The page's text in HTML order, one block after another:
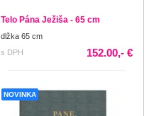
Telo Pána Ježiša - 65 cm
dlžka 65 cm
s DPH
152.00,- €
NOVINKA